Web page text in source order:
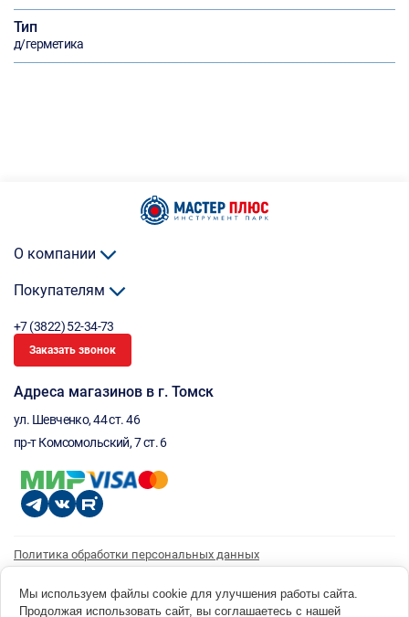
Тип
д/герметика
О компании
Покупателям
+7 (3822) 52-34-73
Заказать звонок
Адреса магазинов в г. Томск
ул. Шевченко, 44 ст. 46
пр-т Комсомольский, 7 ст. 6
Политика обработки персональных данных
Согласие на получение рассылки
Мы используем файлы cookie для улучшения работы сайта.
Продолжая использовать сайт, вы соглашаетесь с нашей